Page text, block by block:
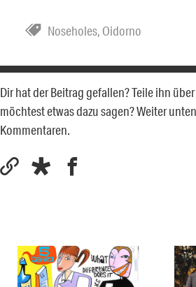
Noseholes, Oidorno
Dir hat der Beitrag gefallen? Teile ihn
möchtest etwas dazu sagen? Weiter
Kommentaren.